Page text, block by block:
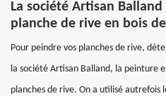
La société Artisan
planche de rive en bois
Pour peindre vos planches de rive,
la société Artisan Balland, la peinture
planches de rive. On a utilisé autrefois